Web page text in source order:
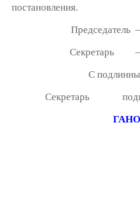
постановления.
Председатель
Секретарь
С
Секретарь
ГАНО